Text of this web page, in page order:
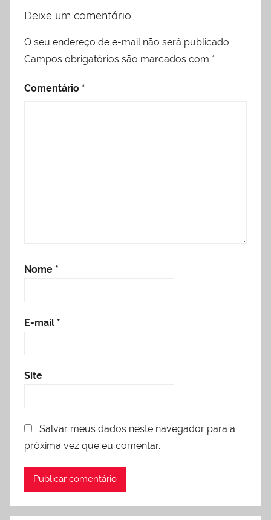
Deixe um comentário
O seu endereço de e-mail não será publicado.
Campos obrigatórios são marcados com *
Comentário *
Nome *
E-mail *
Site
Salvar meus dados neste navegador para a
próxima vez que eu comentar.